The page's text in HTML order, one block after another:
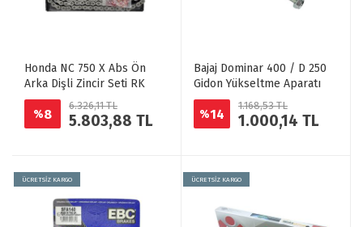
Honda NC 750 X Abs Ön
Arka Dişli Zincir Seti RK
%8
6.326,11 TL
5.803,88 TL
Bajaj Dominar 400 / D 250
Gidon Yükseltme Aparatı
%14
1.168,53 TL
1.000,14 TL
ÜCRETSİZ KARGO ÜCRETSİZ KARGO